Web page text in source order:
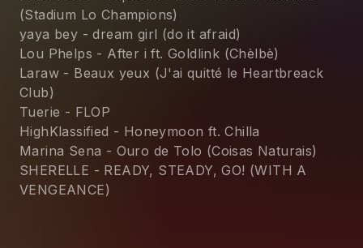
(Stadium Lo Champions)
yaya bey - dream girl (do it afraid)
Lou Phelps - After i ft. Goldlink (Chèlbè)
Laraw - Beaux yeux (J'ai quitté le Heartbreack
Club)
Tuerie - FLOP
HighKlassified - Honeymoon ft. Chilla
Marina Sena - Ouro de Tolo (Coisas Naturais)
SHERELLE - READY, STEADY, GO! (WITH A
VENGEANCE)